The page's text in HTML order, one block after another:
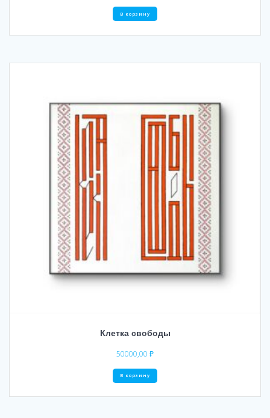
В корзину
Клетка свободы
50000,00 ₽
В корзину